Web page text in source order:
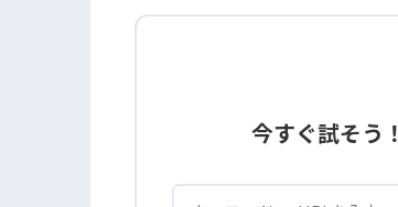
今すぐ試そう